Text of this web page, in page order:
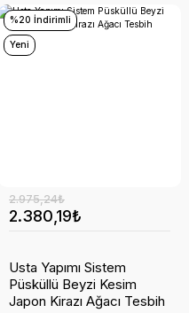
%20 İndirimli
Yeni
2.380,19₺
2.975,24₺
Usta Yapımı Sistem
Püsküllü Beyzi Kesim
Japon Kirazı Ağacı Tesbih